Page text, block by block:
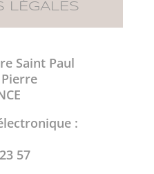
LÉGALES
Saint Paul
:
57